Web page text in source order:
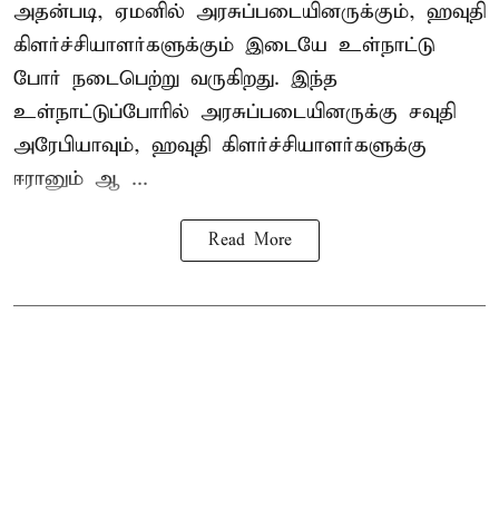
அதன்படி, ஏமனில் அரசுப்படையினருக்கும், ஹவுதி
கிளர்ச்சியாளர்களுக்கும் இடையே உள்நாட்டு
போர் நடைபெற்று வருகிறது. இந்த
உள்நாட்டுப்போரில் அரசுப்படையினருக்கு சவுதி
அரேபியாவும், ஹவுதி கிளர்ச்சியாளர்களுக்கு
ஈரானும் ஆ ...
Read More